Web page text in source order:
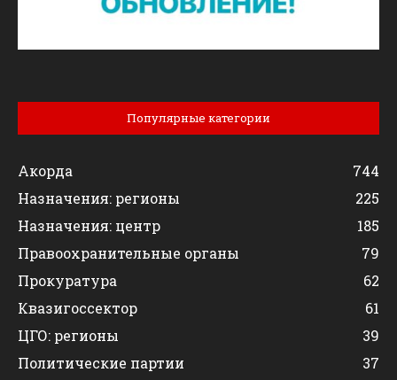
Популярные категории
Акорда
744
Назначения: регионы
225
Назначения: центр
185
Правоохранительные органы
79
Прокуратура
62
Квазигоссектор
61
ЦГО: регионы
39
Политические партии
37